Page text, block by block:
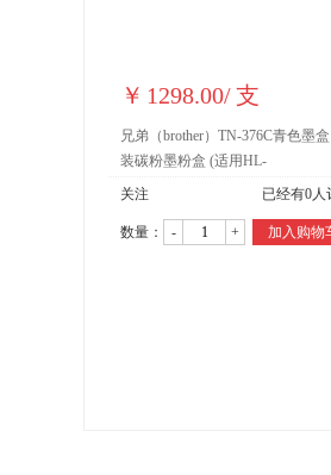
￥ 1298.00/支
兄弟（brother）TN-376C青色墨
装碳粉墨粉盒 (适用HL-
L9200CDW/DCP-L8400CDN机型)
关注 已经有0人
数量： - + 加入购物